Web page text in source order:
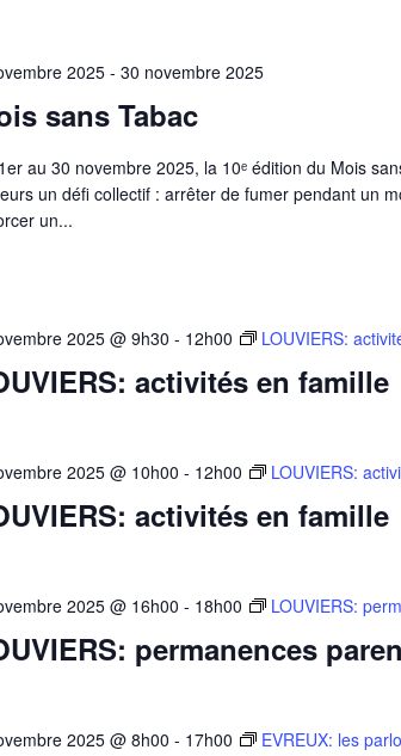
sans Tabac
2025- 30 novembre 2025
au 30 novembre 2025, la 10ᵉ édition du Mois
un défi collectif : arrêter de fumer pendant un
un...
activités en famille
2025 @ 9h30 - 12h00 LOUVIERS:
activités en famille
2025 @ 10h00 - 12h00 LOUVIERS:
permanences
2025 @ 16h00 - 18h00 LOUVIERS:
2025 @ 8h00 - 17h00 EVREUX: les